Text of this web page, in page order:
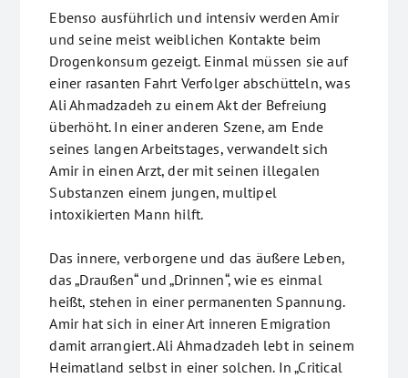
Ebenso ausführlich und intensiv werden Amir
und seine meist weiblichen Kontakte beim
Drogenkonsum gezeigt. Einmal müssen sie auf
einer rasanten Fahrt Verfolger abschütteln, was
Ali Ahmadzadeh zu einem Akt der Befreiung
überhöht. In einer anderen Szene, am Ende
seines langen Arbeitstages, verwandelt sich
Amir in einen Arzt, der mit seinen illegalen
Substanzen einem jungen, multipel
intoxikierten Mann hilft.
Das innere, verborgene und das äußere Leben,
das „Draußen“ und „Drinnen“, wie es einmal
heißt, stehen in einer permanenten Spannung.
Amir hat sich in einer Art inneren Emigration
damit arrangiert. Ali Ahmadzadeh lebt in seinem
Heimatland selbst in einer solchen. In „Critical